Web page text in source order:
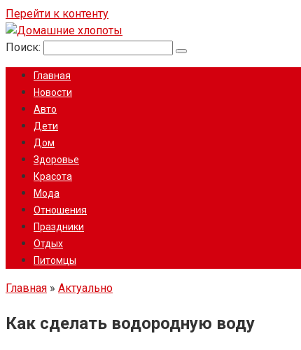
Перейти к контенту
Поиск:
Главная
Новости
Авто
Дети
Дом
Здоровье
Красота
Мода
Отношения
Праздники
Отдых
Питомцы
Главная » Актуально
Как сделать водородную воду